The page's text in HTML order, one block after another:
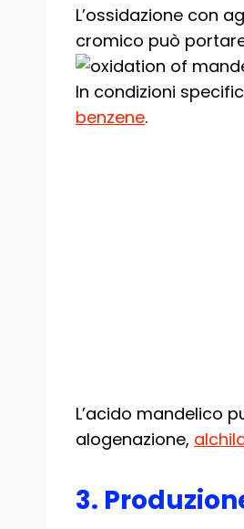
L’ossidazione con
cromico può
In condizioni
benzene.
L’acido mandelico
alogenazione,
3.